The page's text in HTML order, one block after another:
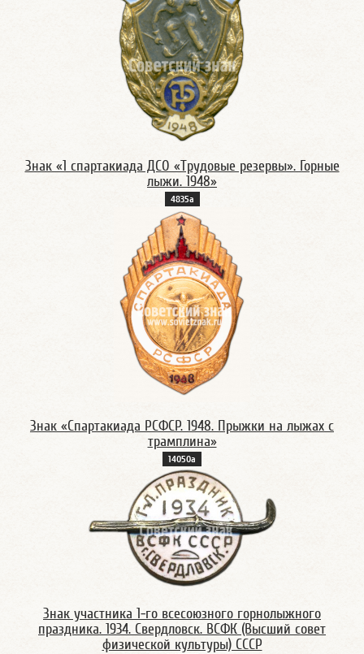
Знак «1 спартакиада ДСО «Трудовые резервы». Горные
лыжи. 1948»
4835а
Знак «Спартакиада РСФСР. 1948. Прыжки на лыжах с
трамплина»
14050а
Знак участника 1-го всесоюзного горнолыжного
праздника. 1934. Свердловск. ВСФК (Высший совет
физической культуры) СССР